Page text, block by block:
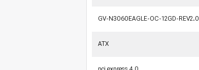
GV-N3060EAGLE-OC-12GD-REV2.0
ATX